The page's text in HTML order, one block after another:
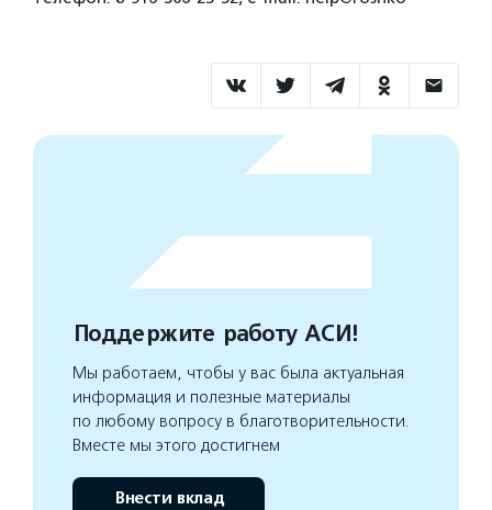
Поддержите работу АСИ!
Мы работаем, чтобы у вас была актуальная
информация и полезные материалы
по любому вопросу в благотворительности.
Вместе мы этого достигнем
Внести вклад